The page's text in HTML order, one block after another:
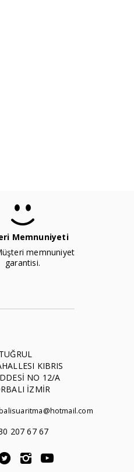
Memnuniyeti
memnuniyet
garantisi.
KIBRIS
NO 12/A
İZMİR
207 67 67